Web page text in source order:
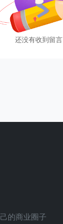
还没有收到留言
的商业圈子